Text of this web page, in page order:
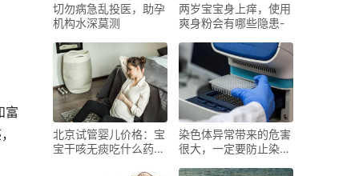
富
切勿病急乱投医，助孕
机构水深莫测
两岁宝宝身上痒，使用
爽身粉会有哪些隐患-
北京试管婴儿价格：宝
宝干咳无痰吃什么药效
染色体异常带来的危害
很大，一定要防止染色